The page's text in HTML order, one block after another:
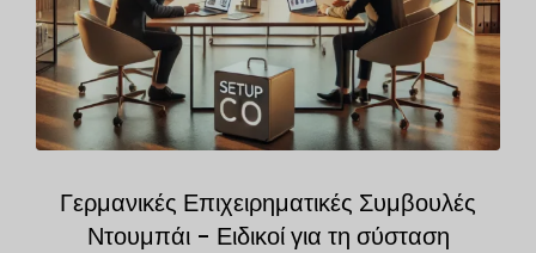
Γερμανικές Επιχειρηματικές Συμβουλές
Ντουμπάι - Ειδικοί για τη σύσταση